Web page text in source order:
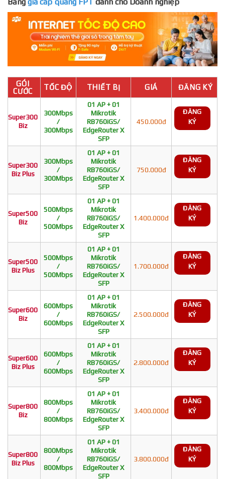
GÓI
CƯỚC
TỐC ĐỘ THIẾT BỊ GIÁ ĐĂNG KÝ
Super300
Biz
300Mbps
/
300Mbps
01 AP + 01
Mikrotik
RB760iGS/
EdgeRouter X
SFP
450.000đ
ĐĂNG
KÝ
Super300
Biz Plus
300Mbps
/
300Mbps
01 AP + 01
Mikrotik
RB760iGS/
EdgeRouter X
SFP
750.000đ
ĐĂNG
KÝ
Super500
Biz
500Mbps
/
500Mbps
01 AP + 01
Mikrotik
RB760iGS/
EdgeRouter X
SFP
1.400.000đ
ĐĂNG
KÝ
Super500
Biz Plus
500Mbps
/
500Mbps
01 AP + 01
Mikrotik
RB760iGS/
EdgeRouter X
SFP
1.700.000đ
ĐĂNG
KÝ
Super600
Biz
600Mbps
/
600Mbps
01 AP + 01
Mikrotik
RB760iGS/
EdgeRouter X
SFP
2.500.000đ
ĐĂNG
KÝ
Super600
Biz Plus
600Mbps
/
600Mbps
01 AP + 01
Mikrotik
RB760iGS/
EdgeRouter X
SFP
2.800.000đ
ĐĂNG
KÝ
Super800
Biz
800Mbps
/
800Mbps
01 AP + 01
Mikrotik
RB760iGS/
EdgeRouter X
SFP
3.400.000đ
ĐĂNG
KÝ
Super800
Biz Plus
800Mbps
/
800Mbps
01 AP + 01
Mikrotik
RB760iGS/
EdgeRouter X
SFP
3.800.000đ
ĐĂNG
KÝ